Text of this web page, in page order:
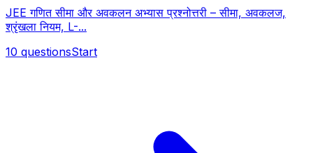
JEE गणित सीमा और अवकलन अभ्यास प्रश्नोत्तरी – सीमा, अवकलज,
श्रृंखला नियम, L-...
10 questionsStart